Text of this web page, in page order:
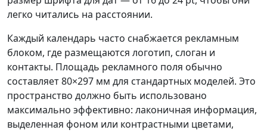
легко читались на расстоянии.
Каждый календарь часто снабжается рекламным
блоком, где размещаются логотип, слоган и
контакты. Площадь рекламного поля обычно
составляет 80×297 мм для стандартных моделей. Это
пространство должно быть использовано
максимально эффективно: лаконичная информация,
выделенная фоном или контрастными цветами,